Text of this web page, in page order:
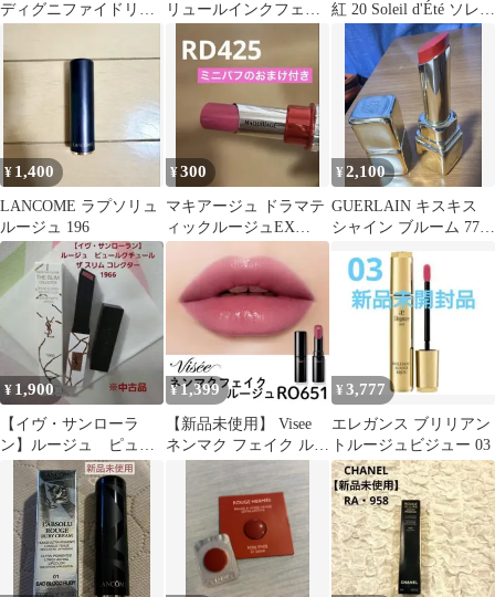
ディグニファイドリッ
リュールインクフェー
紅 20 Soleil d'Été ソレイ
ユデテ
¥ 1,400
LANCOME ラプソリュ
ルージュ 196
¥300
マキアージュ ドラマテ
ィックルージュEX
RD425 イノセントグラ
¥2,100
GUERLAIN キスキス
シャイン ブルーム 775
¥ 1,900
【イヴ・サンローラ
ン】ルージュ ピュー
ルクチュール YSL
1966 ※中古品
¥ 1,399
【新品未使用】 Visee
ネンマク フェイク ルー
ジュ 嘘つきローズティ
¥ 3,777
エレガンス ブリリアン
トルージュビジュー 03